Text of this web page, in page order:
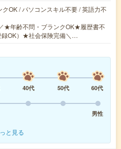
OK / パソコンスキル不要 / 英語力不
★年齢不問・ブランクOK★履歴書不
録OK）★社会保険完備＼…
40代 50代
60代
男性
と見る